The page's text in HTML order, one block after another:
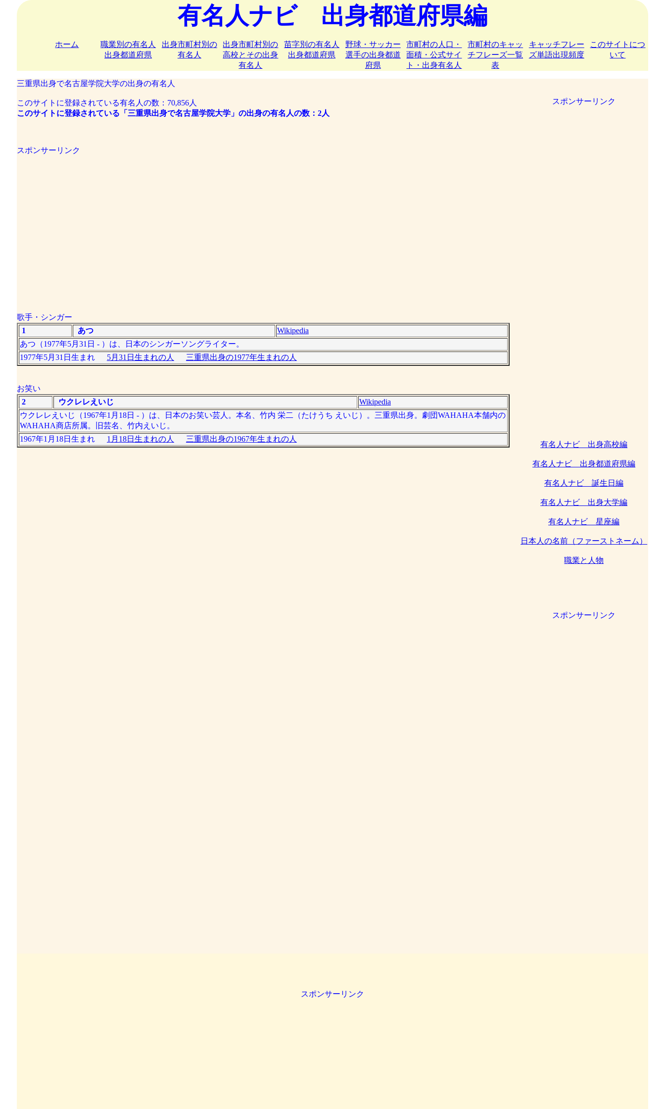
有名人ナビ 出身都道府県編
ホーム
職業別の有名人
出身都道府県
出身市町村別の
有名人
出身市町村別の
高校とその出身
有名人
苗字別の有名人
出身都道府県
野球・サッカー
選手の出身都道
府県
市町村の人口・
面積・公式サイ
ト・出身有名人
市町村のキャッ
チフレーズ一覧
表
キャッチフレー
ズ単語出現頻度
このサイトにつ
いて
三重県出身で名古屋学院大学の出身の有名人
このサイトに登録されている有名人の数：70,856人
このサイトに登録されている「三重県出身で名古屋学院大学」の出身の有名人の数：2人
スポンサーリンク
歌手・シンガー
1
あつ
Wikipedia
あつ（1977年5月31日 - ）は、日本のシンガーソングライター。
1977年5月31日生まれ 5月31日生まれの人 三重県出身の1977年生まれの人
お笑い
2
ウクレレえいじ
Wikipedia
ウクレレえいじ（1967年1月18日 - ）は、日本のお笑い芸人。本名、竹内 栄二（たけうち えいじ）。三重県出身。劇団WAHAHA本舗内の
WAHAHA商店所属。旧芸名、竹内えいじ。
1967年1月18日生まれ 1月18日生まれの人 三重県出身の1967年生まれの人
スポンサーリンク
有名人ナビ 出身高校編
有名人ナビ 出身都道府県編
有名人ナビ 誕生日編
有名人ナビ 出身大学編
有名人ナビ 星座編
日本人の名前（ファーストネーム）
職業と人物
スポンサーリンク
スポンサーリンク